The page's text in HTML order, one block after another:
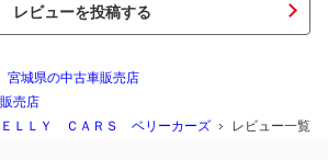
レビューを投稿する
宮城県の中古車販売店
売店
ＬＬＹ ＣＡＲＳ ベリーカーズ
レビュー一覧